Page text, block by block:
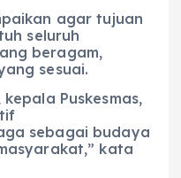
agar tujuan
seluruh
beragam,
sesuai.
Puskesmas,
sebagai budaya
kata